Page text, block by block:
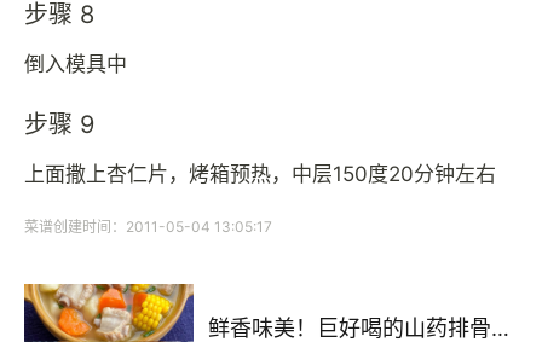
步骤 8
倒入模具中
步骤 9
上面撒上杏仁片，烤箱预热，中层150度20分钟左右
菜谱创建时间：2011-05-04 13:05:17
鲜香味美！巨好喝的山药排骨汤！！